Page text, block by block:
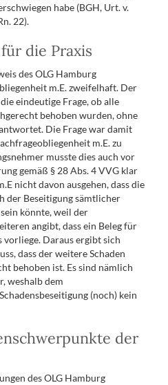
habe (BGH, Urt. v.
22).
die Praxis
des OLG Hamburg
m.E. zweifelhaft. Der
eindeutige Frage, ob alle
behoben wurden, ohne
Die Frage war damit
m.E. zu
musste dies auch vor
gemäß § 28 Abs. 4 VVG klar
nicht davon ausgehen, dass die
der Beseitigung sämtlicher
könnte, weil der
angibt, dass ein Beleg für
Daraus ergibt sich
dass der weitere Schaden
behoben ist. Es sind nämlich
weshalb dem
(noch) kein
der
des OLG Hamburg